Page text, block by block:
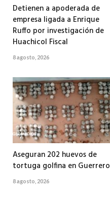
Detienen a apoderada de
empresa ligada a Enrique
Ruffo por investigación de
Huachicol Fiscal
8 agosto, 2026
Aseguran 202 huevos de
tortuga golfina en Guerrero
8 agosto, 2026